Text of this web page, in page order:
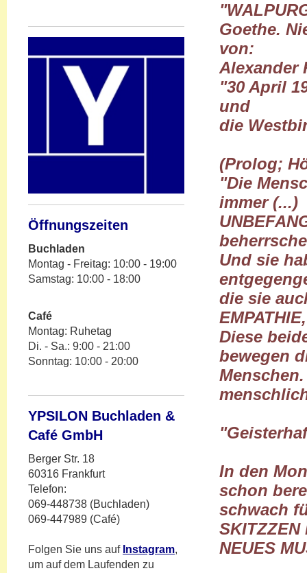
Öffnungszeiten
Buchladen
Montag - Freitag: 10:00 - 19:00
Samstag: 10:00 - 18:00
Café
Montag: Ruhetag
Di. - Sa.: 9:00 - 21:00
Sonntag: 10:00 - 20:00
YPSILON Buchladen &
Café GmbH
Berger Str. 18
60316 Frankfurt
Telefon:
069-448738 (Buchladen)
069-447989 (Café)
Folgen Sie uns auf Instagram,
um auf dem Laufenden zu
Goethe.
von:
Alexander
"30 April
und
die
(Prolog;
"Die
immer (...)
Und sie
die sie
Diese
bewegen
In den
schon
schwach
SKITZZEN
NEUES